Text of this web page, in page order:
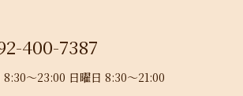
400-7387
～23:00 日曜日 8:30～21:00